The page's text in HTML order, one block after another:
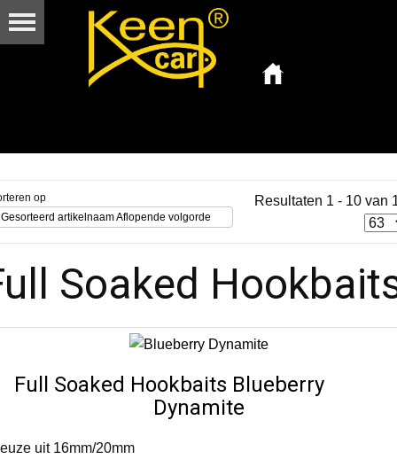
op
Gesorteerd artikelnaam Aflopende volgorde
Resultaten 1 - 10 van
Soaked
Full Soaked Hookbaits Blueberry
Dynamite
uit 16mm/20mm